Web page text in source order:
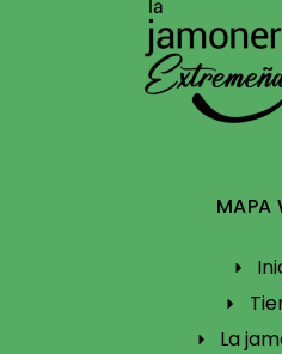
MAPA
La